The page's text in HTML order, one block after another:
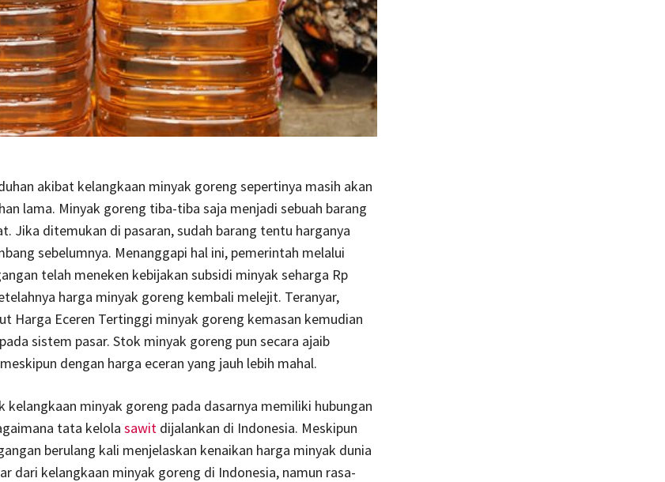
akibat kelangkaan minyak goreng sepertinya masih akan
lama. Minyak goreng tiba-tiba saja menjadi sebuah barang
Jika ditemukan di pasaran, sudah barang tentu harganya
sebelumnya. Menanggapi hal ini, pemerintah melalui
telah meneken kebijakan subsidi minyak seharga Rp
harga minyak goreng kembali melejit. Teranyar,
Harga Eceren Tertinggi minyak goreng kemasan kemudian
sistem pasar. Stok minyak goreng pun secara ajaib
dengan harga eceran yang jauh lebih mahal.
kelangkaan minyak goreng pada dasarnya memiliki hubungan
tata kelola sawitdijalankan di Indonesia. Meskipun
berulang kali menjelaskan kenaikan harga minyak dunia
dari kelangkaan minyak goreng di Indonesia, namun rasa-